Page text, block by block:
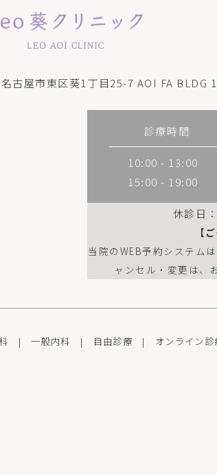
古屋市東区葵1丁目25-7 AOI FA BLDG
診療時間
10:00 - 13:00
15:00 - 19:00
休診日
【
当院のWEB予約システム
ャンセル・変更は、
|一般内科 | 自由診療 | オンライン診